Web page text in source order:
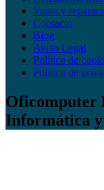
Venta y
Contacto
Blog
Aviso Legal
Política de
Política de
Oficomputer
Informática